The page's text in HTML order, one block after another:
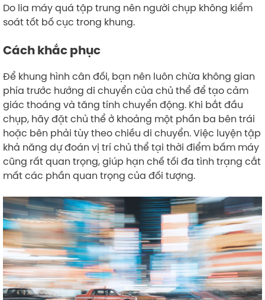
Do lia máy quá tập trung nên người chụp không kiểm
soát tốt bố cục trong khung.
Cách khắc phục
Để khung hình cân đối, bạn nên luôn chừa không gian
phía trước hướng di chuyển của chủ thể để tạo cảm
giác thoáng và tăng tính chuyển động. Khi bắt đầu
chụp, hãy đặt chủ thể ở khoảng một phần ba bên trái
hoặc bên phải tùy theo chiều di chuyển. Việc luyện tập
khả năng dự đoán vị trí chủ thể tại thời điểm bấm máy
cũng rất quan trọng, giúp hạn chế tối đa tình trạng cắt
mất các phần quan trọng của đối tượng.